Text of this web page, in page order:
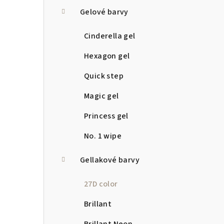
Gelové barvy
Cinderella gel
Hexagon gel
Quick step
Magic gel
Princess gel
No. 1 wipe
Gellakové barvy
27D color
Brillant